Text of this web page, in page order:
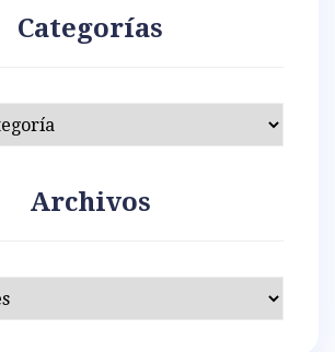
Categorías
Archivos